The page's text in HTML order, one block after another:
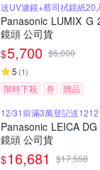
送UV濾鏡+蔡司拭鏡紙20
Panasonic LUMIX G
鏡頭 公司貨
$5,700 $6,000
5 (1)
限時下殺 券
贈品
12/31前滿3萬登記送1212
Panasonic LEICA
鏡頭 公司貨
$16,681 $17,558